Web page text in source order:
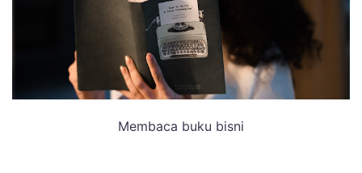
Membaca buku bisni